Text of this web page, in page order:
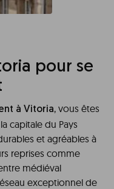
pour se
à Vitoria, vous êtes
capitale du Pays
et agréables à
reprises comme
médiéval
exceptionnel de